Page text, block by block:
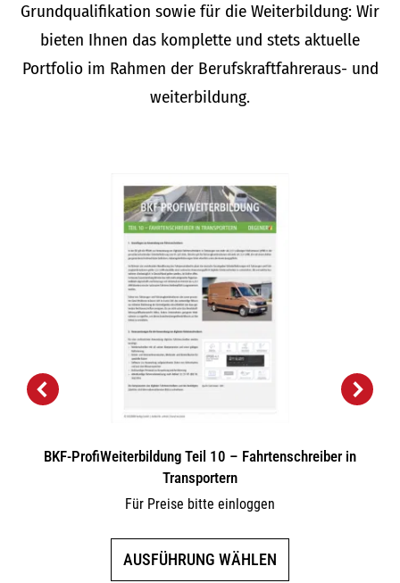
Grundqualifikation sowie für die Weiterbildung: Wir
bieten Ihnen das komplette und stets aktuelle
Portfolio im Rahmen der Berufskraftfahreraus- und
weiterbildung.
BKF-ProfiWeiterbildung Teil 10 – Fahrtenschreiber in
Transportern
Für Preise bitte einloggen
AUSFÜHRUNG WÄHLEN